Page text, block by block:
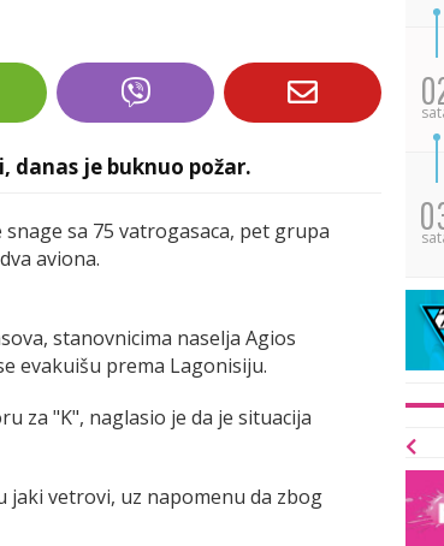
danas je buknuo požar.
sa 75 vatrogasaca, pet grupa
aviona.
stanovnicima naselja Agios
evakuišu prema Lagonisiju.
za "K", naglasio je da je situacija
jaki vetrovi, uz napomenu da zbog